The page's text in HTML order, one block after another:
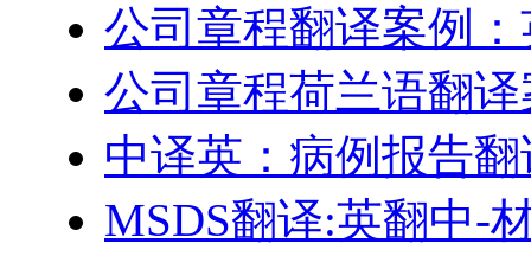
公司章程翻译案例
公司章程荷兰语翻
中译英：病例报告
MSDS翻译:英翻中-